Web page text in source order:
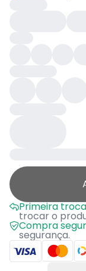
Primeira
trocar o
Compra
segurança.